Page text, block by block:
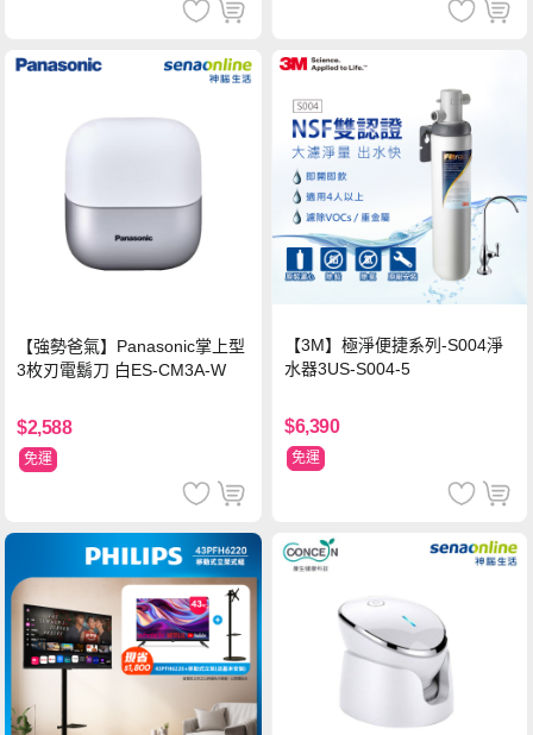
【強勢爸氣】Panasonic掌上型
3枚刃電鬍刀 白ES-CM3A-W
$2,588
免運
【3M】極淨便捷系列-S004淨
水器3US-S004-5
$6,390
免運